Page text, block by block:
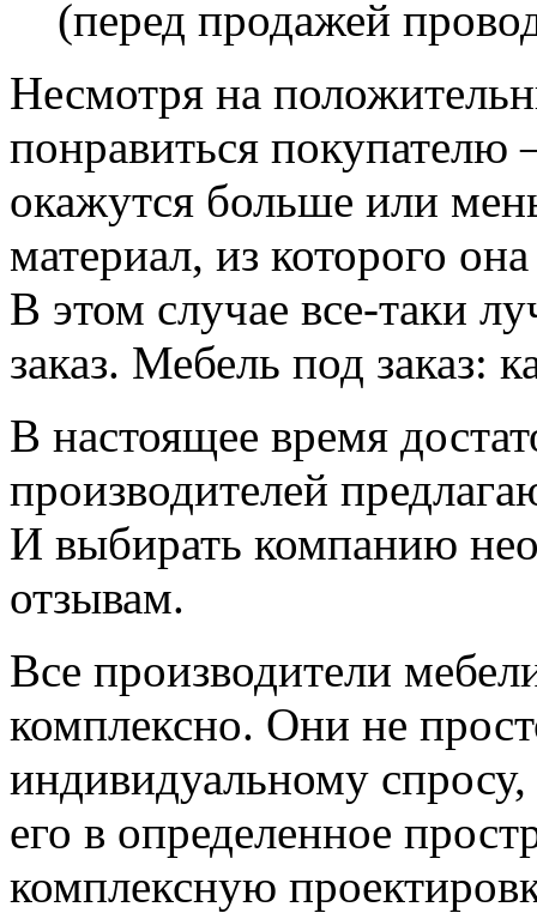
(перед продажей
Несмотря на
понравиться покупателю
окажутся больше или
материал, из которого
В этом случае все-таки
заказ. Мебель под заказ:
В настоящее время
производителей
И выбирать компанию
отзывам.
Все производители
комплексно. Они не
индивидуальному спросу,
его в определенное
комплексную